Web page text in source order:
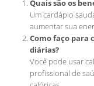
Quais são os
Um cardápio
aumentar sua
Como faço para
diárias?
Você pode usar
profissional de